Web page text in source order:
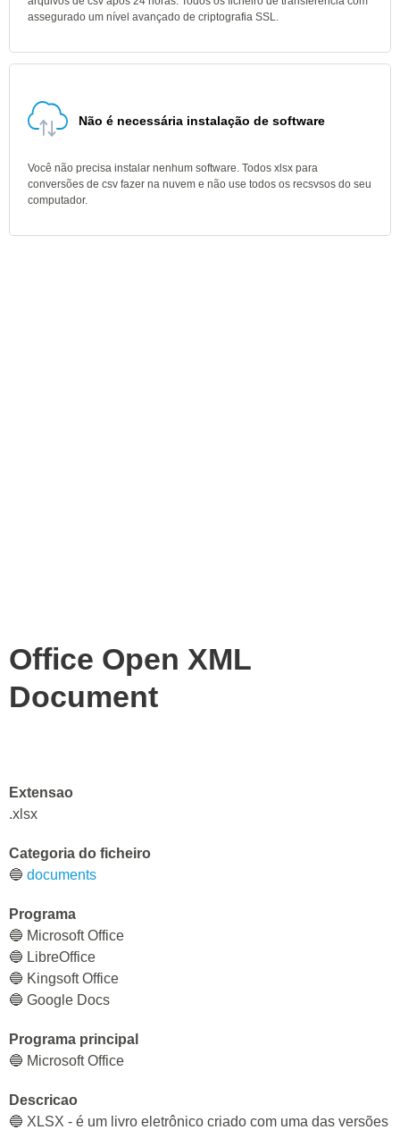
assegurado um nível avançado de criptografia SSL.
Não é necessária instalação de software
Você não precisa instalar nenhum software. Todos xlsx para
conversões de csv fazer na nuvem e não use todos os recsvsos do seu
computador.
Office Open XML
Document
Extensao
.xlsx
Categoria do ficheiro
🔵 documents
Programa
🔵 Microsoft Office
🔵 LibreOffice
🔵 Kingsoft Office
🔵 Google Docs
Programa principal
🔵 Microsoft Office
Descricao
🔵 XLSX - é um livro eletrônico criado com uma das versões